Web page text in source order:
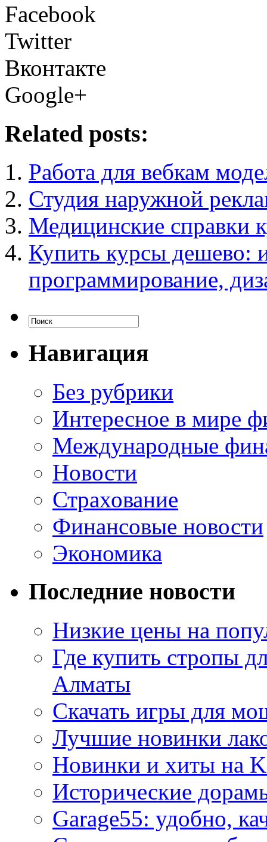
Facebook
Twitter
Вконтакте
Google+
Related posts:
Работа для вебкам
Студия наружной
Медицинские справки
Купить курсы дешево:
программирование,
Навигация
Без рубрики
Интересное в мире
Международные
Новости
Страхование
Финансовые новости
Экономика
Последние новости
Низкие цены на
Где купить стропы
Алматы
Скачать игры для
Лучшие новинки
Новинки и хиты на
Исторические
Garage55: удобно,